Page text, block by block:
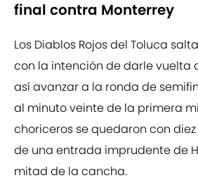
final contra Monterrey
Los Diablos Rojos del Toluca
con la intención de darle vuelta
así avanzar a la ronda de
al minuto veinte de la primera
choriceros se quedaron con
de una entrada imprudente de
mitad de la cancha.